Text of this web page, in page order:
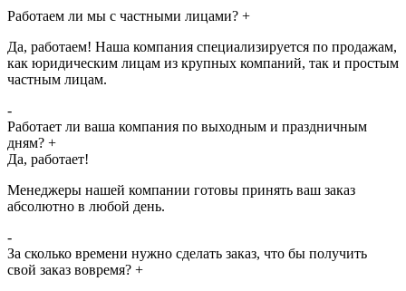
Работаем ли мы с частными лицами? +
Да, работаем! Наша компания специализируется по продажам,
как юридическим лицам из крупных компаний, так и простым
частным лицам.
-
Работает ли ваша компания по выходным и праздничным
дням? +
Да, работает!
Менеджеры нашей компании готовы принять ваш заказ
абсолютно в любой день.
-
За сколько времени нужно сделать заказ, что бы получить
свой заказ вовремя? +